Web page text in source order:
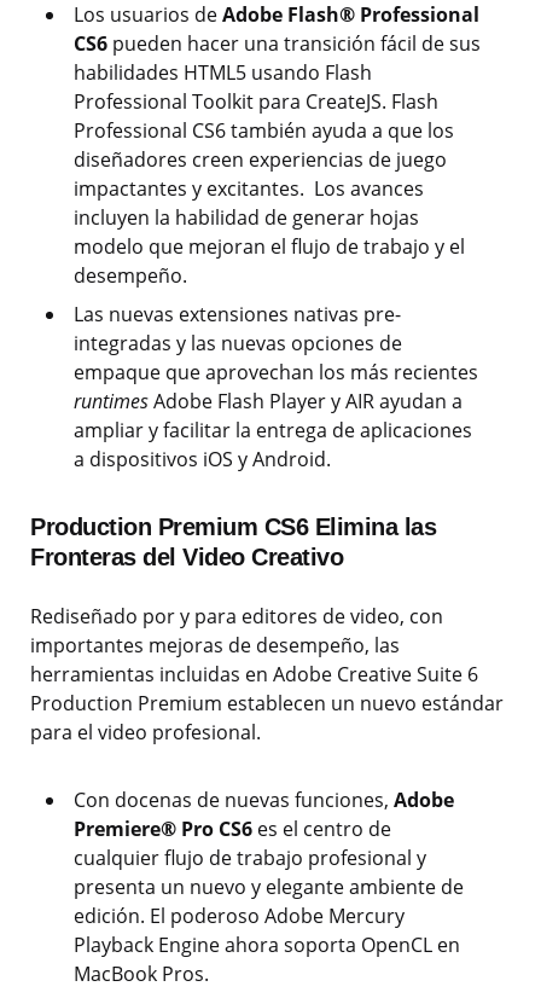
Los usuarios deAdobe Flash® Professional
CS6 pueden hacer una transición fácil de sus
habilidades HTML5 usando Flash
Professional Toolkit para CreateJS. Flash
Professional CS6 también ayuda a que los
diseñadores creen experiencias de juego
impactantes y excitantes. Los avances
incluyen la habilidad de generar hojas
modelo que mejoran el flujo de trabajo y el
desempeño.
Las nuevas extensiones nativas pre-
integradas y las nuevas opciones de
empaque que aprovechan los más recientes
runtimesAdobe Flash Player y AIR ayudan a
ampliar y facilitar la entrega de aplicaciones
a dispositivos iOS y Android.
Production Premium CS6 Elimina las
Fronteras del Video Creativo
Rediseñado por y para editores de video, con
importantes mejoras de desempeño, las
herramientas incluidas en Adobe Creative Suite 6
Production Premium establecen un nuevo estándar
para el video profesional.
Con docenas de nuevas funciones, Adobe
Premiere® Pro CS6 es el centro de
cualquier flujo de trabajo profesional y
presenta un nuevo y elegante ambiente de
edición. El poderoso Adobe Mercury
Playback Engine ahora soporta OpenCL en
MacBook Pros.